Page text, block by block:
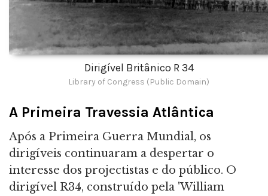
Dirigível Britânico R 34
Library of Congress (Public Domain)
A Primeira Travessia Atlântica
Após a Primeira Guerra Mundial, os
dirigíveis continuaram a despertar o
interesse dos projectistas e do público. O
dirigível R34, construído pela 'William